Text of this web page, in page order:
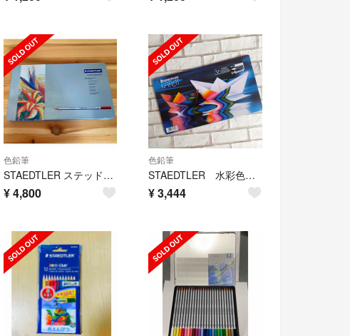
色鉛筆
STAEDTLER ステッドラー 水彩色鉛筆 60色
¥4,800
色鉛筆
STAEDTLER 水彩色鉛筆 36色
¥3,444